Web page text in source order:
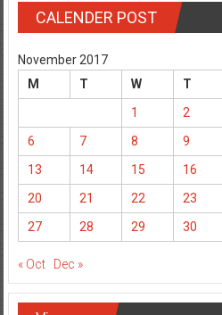
CALENDER POST
November 2017
M
T W T
1
2
6
7 8 9
13
14 15 16
20
21 22 23
27
28 29 30
« Oct Dec »